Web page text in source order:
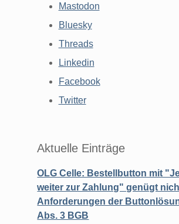
Mastodon
Bluesky
Threads
Linkedin
Facebook
Twitter
Aktuelle Einträge
OLG Celle: Bestellbutton mit
weiter zur Zahlung" genügt
Anforderungen der
Abs. 3 BGB